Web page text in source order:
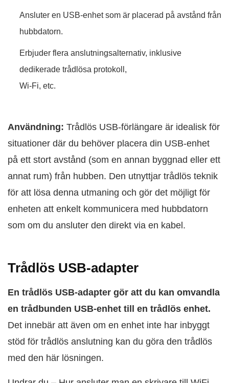
Ansluter en USB-enhet som är placerad på avstånd från
hubbdatorn.
Erbjuder flera anslutningsalternativ, inklusive
dedikerade trådlösa protokoll,
Wi-Fi, etc.
Användning: Trådlös USB-förlängare är idealisk för
situationer där du behöver placera din USB-enhet
på ett stort avstånd (som en annan byggnad eller ett
annat rum) från hubben. Den utnyttjar trådlös teknik
för att lösa denna utmaning och gör det möjligt för
enheten att enkelt kommunicera med hubbdatorn
som om du ansluter den direkt via en kabel.
Trådlös USB-adapter
En trådlös USB-adapter gör att du kan omvandla
en trådbunden USB-enhet till en trådlös enhet.
Det innebär att även om en enhet inte har inbyggt
stöd för trådlös anslutning kan du göra den trådlös
med den här lösningen.